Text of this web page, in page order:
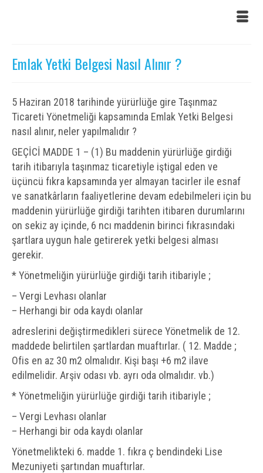
Emlak Yetki Belgesi Nasıl Alınır ?
5 Haziran 2018 tarihinde yürürlüğe gire Taşınmaz
Ticareti Yönetmeliği kapsamında Emlak Yetki Belgesi
nasıl alınır, neler yapılmalıdır ?
GEÇİCİ MADDE 1 – (1) Bu maddenin yürürlüğe girdiği
tarih itibarıyla taşınmaz ticaretiyle iştigal eden ve
üçüncü fıkra kapsamında yer almayan tacirler ile esnaf
ve sanatkârların faaliyetlerine devam edebilmeleri için bu
maddenin yürürlüğe girdiği tarihten itibaren durumlarını
on sekiz ay içinde, 6 ncı maddenin birinci fıkrasındaki
şartlara uygun hale getirerek yetki belgesi alması
gerekir.
* Yönetmeliğin yürürlüğe girdiği tarih itibariyle ;
– Vergi Levhası olanlar
– Herhangi bir oda kaydı olanlar
adreslerini değiştirmedikleri sürece Yönetmelik de 12.
maddede belirtilen şartlardan muaftırlar. ( 12. Madde ;
Ofis en az 30 m2 olmalıdır. Kişi başı +6 m2 ilave
edilmelidir. Arşiv odası vb. ayrı oda olmalıdır. vb.)
* Yönetmeliğin yürürlüğe girdiği tarih itibariyle ;
– Vergi Levhası olanlar
– Herhangi bir oda kaydı olanlar
Yönetmelikteki 6. madde 1. fıkra ç bendindeki Lise
Mezuniyeti şartından muaftırlar.